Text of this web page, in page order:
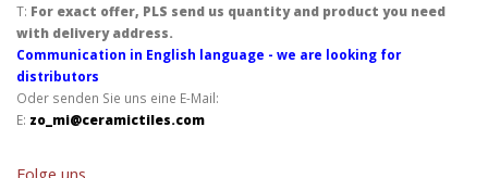
T: For exact offer, PLS send us quantity and product you need
with delivery address.
Communication in English language - we are looking for
distributors
Oder senden Sie uns eine E-Mail:
E: zo_mi@ceramictiles.com